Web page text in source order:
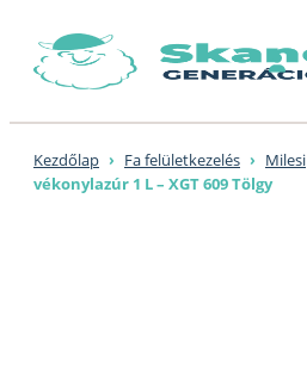
content
Kezdőlap › Fa felületkezelés › Milesi
vékonylazúr 1 L – XGT 609 Tölgy